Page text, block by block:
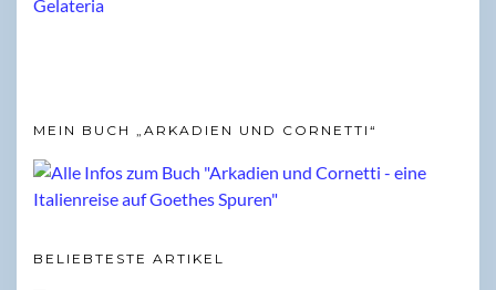
MEIN BUCH „ARKADIEN UND CORNETTI“
BELIEBTESTE ARTIKEL